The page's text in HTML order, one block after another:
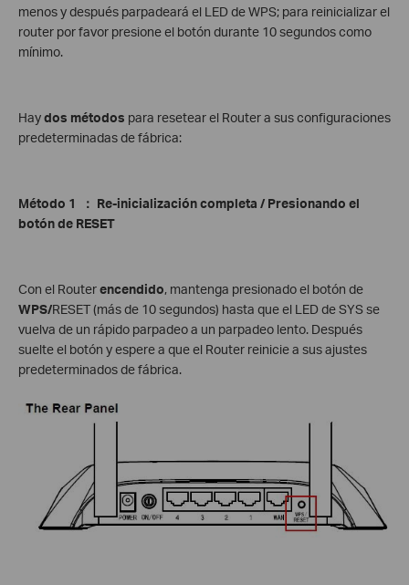
menos y después parpadeará el LED de WPS; para reinicializar el
router por favor presione el botón durante 10 segundos como
mínimo.
Haydos métodos para resetear el Router a sus configuraciones
predeterminadas de fábrica:
Método 1 ： Re-inicialización completa / Presionando el
botón de RESET
Con el Routerencendido, mantenga presionado el botón de
WPS/RESET (más de 10 segundos) hasta que el LED de SYSse
vuelva de un rápido parpadeo a un parpadeo lento. Después
suelte el botón y espere a que el Router reinicie a sus ajustes
predeterminados de fábrica.